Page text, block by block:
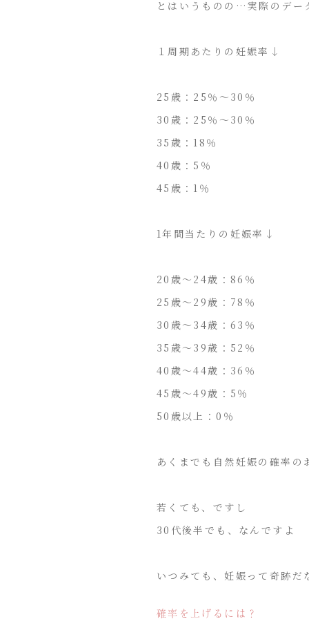
とはいうものの…実際のデー
１周期あたりの妊娠率↓
25歳：25％～30％
30歳：25％～30％
35歳：18％
40歳：5％
45歳：1％
1年間当たりの妊娠率↓
20歳～24歳：86％
25歳～29歳：78％
30歳～34歳：63％
35歳～39歳：52％
40歳～44歳：36％
45歳～49歳：5％
50歳以上：0％
あくまでも自然妊娠の確率の
若くても、ですし
30代後半でも、なんですよ
いつみても、妊娠って奇跡だ
確率を上げるには？